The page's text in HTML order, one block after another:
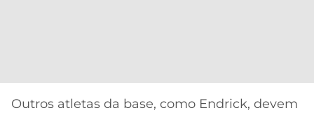
Outros atletas da base, como Endrick, devem